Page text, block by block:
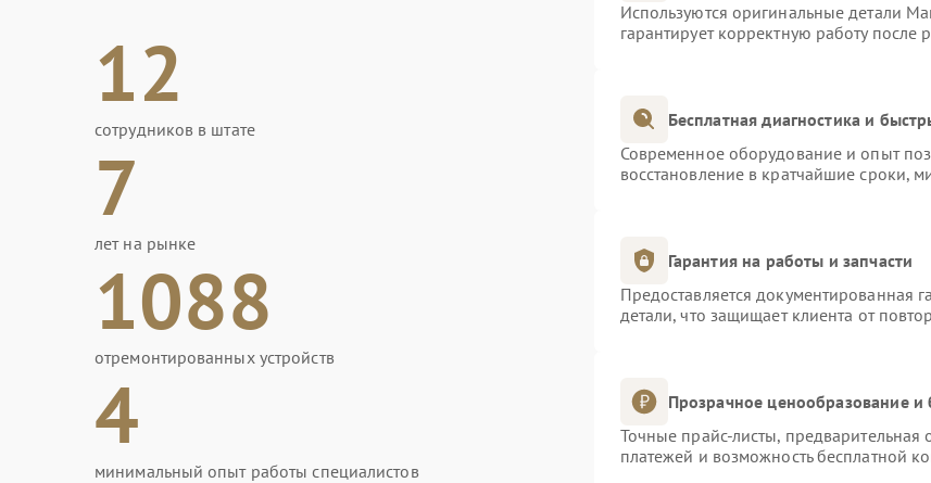
12
сотрудников в штате
7
лет на рынке
1088
отремонтированных устройств
4
минимальный опыт работы специалистов
Используются оригинальные детали
гарантирует корректную работу после
Бесплатная диагностика и
Современное оборудование и опыт
восстановление в кратчайшие сроки,
Гарантия на работы и запчасти
Предоставляется документированная
детали, что защищает клиента от
Прозрачное ценообразование и
Точные прайс-листы, предварительная
платежей и возможность бесплатной